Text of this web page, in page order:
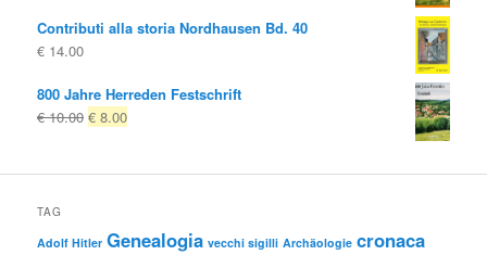
Contributi alla storia Nordhausen Bd. 40
€ 14.00
800 Jahre Herreden Festschrift
€10.00 Il
€ 8.00Il
TAG
Adolf Hitler Genealogia vecchi sigilli Archäologie cronaca